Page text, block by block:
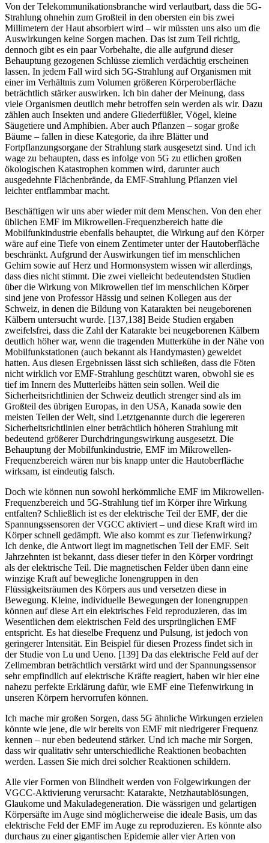
Von der Telekommunikationsbranche wird verlautbart, dass die 5G-
Strahlung ohnehin zum Großteil in den obersten ein bis zwei
Millimetern der Haut absorbiert wird – wir müssten uns also um die
Auswirkungen keine Sorgen machen. Das ist zum Teil richtig,
dennoch gibt es ein paar Vorbehalte, die alle aufgrund dieser
Behauptung gezogenen Schlüsse ziemlich verdächtig erscheinen
lassen. In jedem Fall wird sich 5G-Strahlung auf Organismen mit
einer im Verhältnis zum Volumen größeren Körperoberfläche
beträchtlich stärker auswirken. Ich bin daher der Meinung, dass
viele Organismen deutlich mehr betroffen sein werden als wir. Dazu
zählen auch Insekten und andere Gliederfüßler, Vögel, kleine
Säugetiere und Amphibien. Aber auch Pflanzen – sogar große
Bäume – fallen in diese Kategorie, da ihre Blätter und
Fortpflanzungsorgane der Strahlung stark ausgesetzt sind. Und ich
wage zu behaupten, dass es infolge von 5G zu etlichen großen
ökologischen Katastrophen kommen wird, darunter auch
ausgedehnte Flächenbrände, da EMF-Strahlung Pflanzen viel
leichter entflammbar macht.
Beschäftigen wir uns aber wieder mit dem Menschen. Von den eher
üblichen EMF im Mikrowellen-Frequenzbereich hatte die
Mobilfunkindustrie ebenfalls behauptet, die Wirkung auf den Körper
wäre auf eine Tiefe von einem Zentimeter unter der Hautoberfläche
beschränkt. Aufgrund der Auswirkungen tief im menschlichen
Gehirn sowie auf Herz und Hormonsystem wissen wir allerdings,
dass dies nicht stimmt. Die zwei vielleicht bedeutendsten Studien
über die Wirkung von Mikrowellen tief im menschlichen Körper
sind jene von Professor Hässig und seinen Kollegen aus der
Schweiz, in denen die Bildung von Katarakten bei neugeborenen
Kälbern untersucht wurde. [137,138] Beide Studien ergaben
zweifelsfrei, dass die Zahl der Katarakte bei neugeborenen Kälbern
deutlich höher war, wenn die tragenden Mutterkühe in der Nähe von
Mobilfunkstationen (auch bekannt als Handymasten) geweidet
hatten. Aus diesen Ergebnissen lässt sich schließen, dass die Föten
nicht wirklich vor EMF-Strahlung geschützt waren, obwohl sie es
tief im Innern des Mutterleibs hätten sein sollen. Weil die
Sicherheitsrichtlinien der Schweiz deutlich strenger sind als im
Großteil des übrigen Europas, in den USA, Kanada sowie den
meisten Teilen der Welt, sind Letztgenannte durch die legereren
Sicherheitsrichtlinien einer beträchtlich höheren Strahlung mit
bedeutend größerer Durchdringungswirkung ausgesetzt. Die
Behauptung der Mobilfunkindustrie, EMF im Mikrowellen-
Frequenzbereich wären nur bis knapp unter die Hautoberfläche
wirksam, ist eindeutig falsch.
Doch wie können nun sowohl herkömmliche EMF im Mikrowellen-
Frequenzbereich und 5G-Strahlung tief im Körper ihre Wirkung
entfalten? Schließlich ist es der elektrische Teil der EMF, der die
Spannungssensoren der VGCC aktiviert – und diese Kraft wird im
Körper schnell gedämpft. Wie also kommt es zur Tiefenwirkung?
Ich denke, die Antwort liegt im magnetischen Teil der EMF. Seit
Jahrzehnten ist bekannt, dass dieser tiefer in den Körper vordringt
als der elektrische Teil. Die magnetischen Felder üben dann eine
winzige Kraft auf bewegliche Ionengruppen in den
Flüssigkeitsräumen des Körpers aus und versetzen diese in
Bewegung. Kleine, individuelle Bewegungen der Ionengruppen
können auf diese Art ein elektrisches Feld reproduzieren, das im
Wesentlichen dem elektrischen Feld des ursprünglichen EMF
entspricht. Es hat dieselbe Frequenz und Pulsung, ist jedoch von
geringerer Intensität. Ein Beispiel für diesen Prozess findet sich in
der Studie von Lu und Ueno. [139] Da das elektrische Feld auf der
Zellmembran beträchtlich verstärkt wird und der Spannungssensor
sehr empfindlich auf elektrische Kräfte reagiert, haben wir hier eine
nahezu perfekte Erklärung dafür, wie EMF eine Tiefenwirkung in
unseren Körpern hervorrufen können.
Ich mache mir großen Sorgen, dass 5G ähnliche Wirkungen erzielen
könnte wie jene, die wir bereits von EMF mit niedrigerer Frequenz
kennen – nur eben bedeutend stärker. Und ich mache mir Sorgen,
dass wir qualitativ sehr unterschiedliche Reaktionen beobachten
werden. Lassen Sie mich drei solcher Reaktionen schildern.
Alle vier Formen von Blindheit werden von Folgewirkungen der
VGCC-Aktivierung verursacht: Katarakte, Netzhautablösungen,
Glaukome und Makuladegeneration. Die wässrigen und gelartigen
Körpersäfte im Auge sind möglicherweise die ideale Basis, um das
elektrische Feld der EMF im Auge zu reproduzieren. Es könnte also
durchaus zu einer gigantischen Epidemie aller vier Arten von